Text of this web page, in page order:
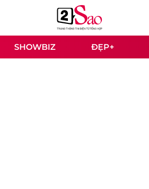
SHOWBIZ ĐẸP+